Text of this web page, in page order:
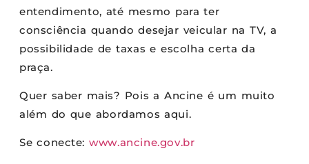
entendimento, até mesmo para ter
consciência quando desejar veicular na TV, a
possibilidade de taxas e escolha certa da
praça.
Quer saber mais? Pois a Ancine é um muito
além do que abordamos aqui.
Se conecte:www.ancine.gov.br